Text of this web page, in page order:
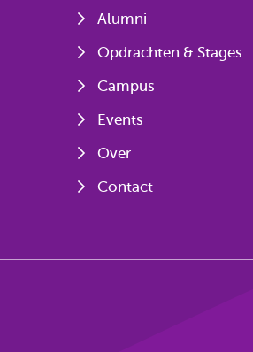
Alumni
Opdrachten & Stages
Campus
Events
Over
Contact